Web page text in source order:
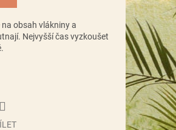
obsah vlákniny a
Nejvyšší čas vyzkoušet